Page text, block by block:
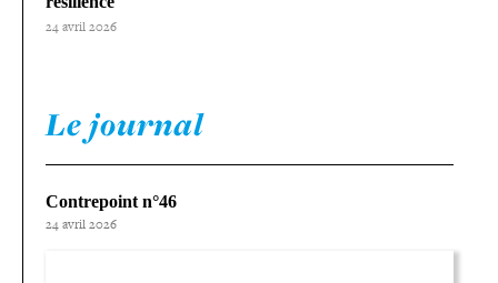
24 avril 2026
Le journal
Contrepoint n°46
24 avril 2026